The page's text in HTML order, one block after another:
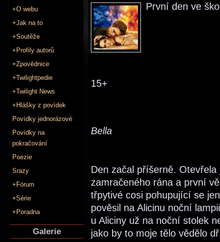
+O webu
+Jak na to
+Soutěže
+Profily autorů
+Zpovědnice
+Twilightpedie
+Twilight News
+Hlášky z povídek
Povídky jednorázové
Povídky na
pokračování
Poezie
Srazy
+Fórum
+Série
+Poradna
Galerie
První den ve
15+
Bella
Den začal příšerně.
zamračeného rána a první
třpytivé cosi pohupující se
pověsil na Alicinu noční
u Aliciny už na noční stolek
jako by to moje tělo vědělo